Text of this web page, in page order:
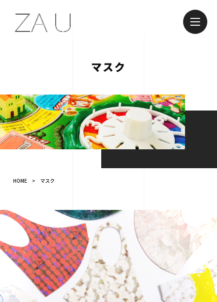
マスク
HOME > マスク